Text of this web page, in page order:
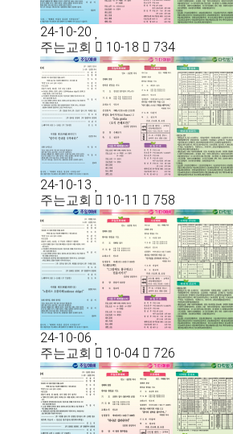
24-10-20
주는교회
10-18 734
24-10-13
주는교회
10-11 758
24-10-06
주는교회
10-04 726